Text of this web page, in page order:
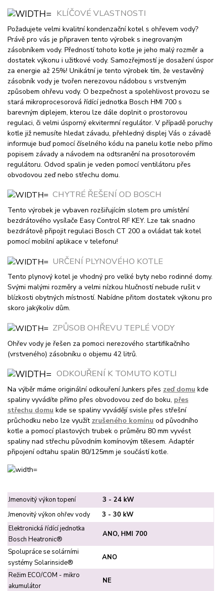
KLÍČOVÉ VLASTNOSTI
Požadujete velmi kvalitní kondenzační kotel s ohřevem vody?
Právě pro vás je připraven tento výrobek s inegrovaným
zásobníkem vody. Předností tohoto kotle je jeho malý rozměr a
dostatek výkonu i užitkové vody. Samozřejmostí je dosažení úspor
za energie až 25%! Unikátní je tento výrobek tím, že vestavěný
zásobník vody je tvořen nerezovou nádobou s vrstveným
způsobem ohřevu vody. O bezpečnost a spolehlivost provozu se
stará mikroprocesorová řídící jednotka Bosch HMI 700 s
barevným diplejem, kterou lze dále doplnit o prostorovou
regulaci, či velmi úsporný ekvitermní regulátor. V případě poruchy
kotle již nemusíte hledat závadu, přehledný displej Vás o závadě
informuje buď pomocí číselného kódu na panelu kotle nebo přímo
popisem závady a návodem na odtsranění na prosotorovém
regulátoru. Odvod spalin je veden pomocí ventilátoru přes
obvodovou zeď nebo střechu domu.
CHYTRÉ ŘEŠENÍ OD BOSCH
Tento výrobek je vybaven rozšiřujícím slotem pro umístění
bezdrátového vysílače Easy Control RF KEY. Lze tak snadno
bezdrátově připojit regulaci Bosch CT 200 a ovládat tak kotel
pomocí mobilní aplikace v telefonu!
URČENÍ PLYNOVÉHO KOTLE
Tento plynový kotel je vhodný pro velké byty nebo rodinné domy.
Svými malými rozměry a velmi nízkou hlučností nebude rušit v
blízkosti obytných místností. Nabídne přitom dostatek výkonu pro
skoro jakýkoliv dům.
ZPŮSOB OHŘEVU TEPLÉ VODY
Ohřev vody je řešen za pomoci nerezového startifikačního
(vrstveného) zásobníku o objemu 42 litrů.
ODKOUŘENÍ K TOMUTO KOTLI
Na výběr máme originální odkouření Junkers přes zeď domu kde
spaliny vyvádíte přímo přes obvodovou zeď do boku, přes
střechu domu kde se spaliny vyvádějí svisle přes střešní
průchodku nebo lze využít zrušeného komínu od původního
kotle a pomocí plastových trubek o průměru 80 mm vyvést
spaliny nad střechu původním komínovým tělesem. Adaptér
připojení odtahu spalin 80/125mm je součástí kotle.
Jmenovitý výkon topení
3 - 24 kW
Jmenovitý výkon ohřev vody
3 - 30 kW
Elektronická řídící jednotka
Bosch Heatronic®
ANO, HMI 700
Spolupráce se solárními
systémy Solarinside®
ANO
Režim ECO/COM - mikro
akumulátor
NE